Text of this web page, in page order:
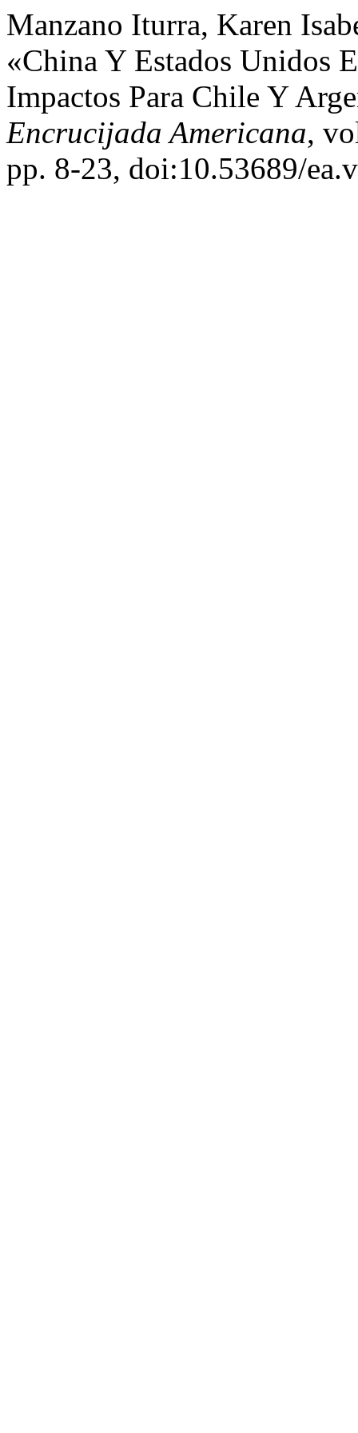
Manzano Iturra, Karen
«China Y Estados Unidos
Impactos Para Chile Y
Encrucijada Americana,
pp. 8-23, doi:10.53689/